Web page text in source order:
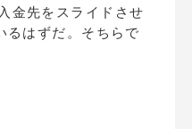
金先をスライドさせ
るはずだ。そちらで